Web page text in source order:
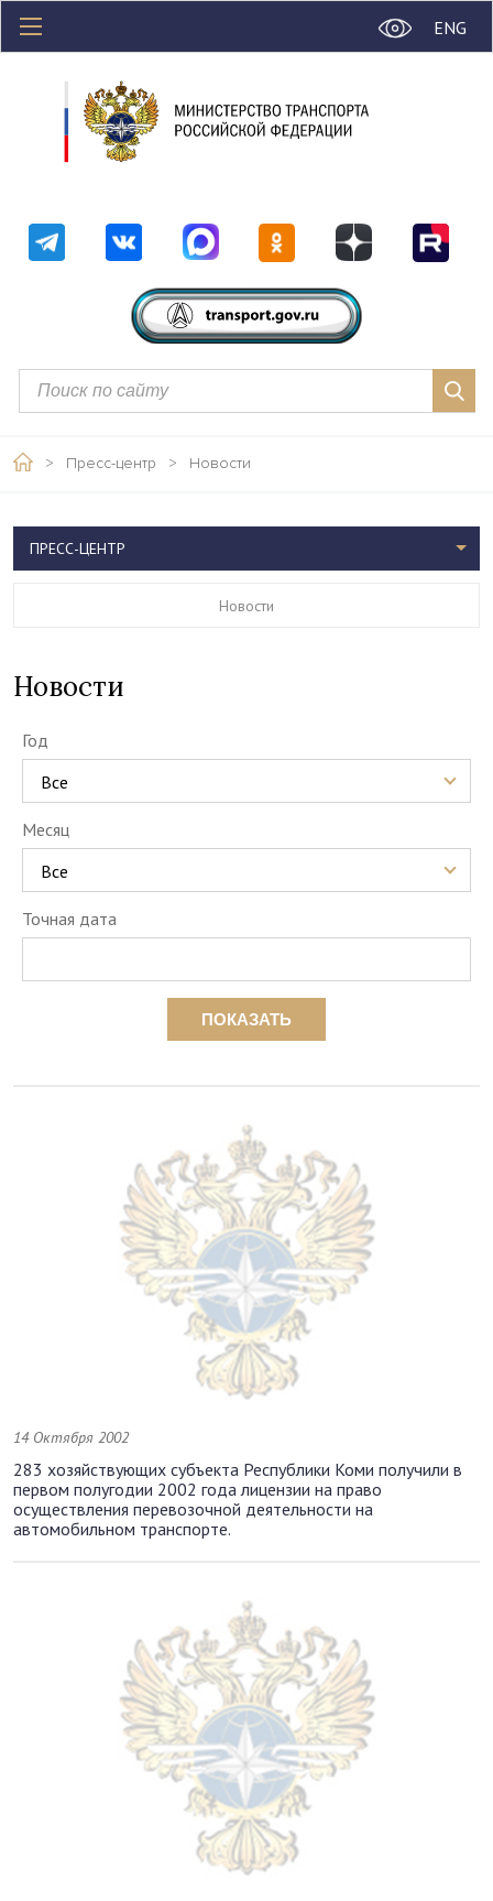
ENG
> Пресс-центр > Новости
Новости
Год
Все
Месяц
Все
Точная дата
ПОКАЗАТЬ
14 Октября 2002
283 хозяйствующих субъекта Республики Коми получили в
первом полугодии 2002 года лицензии на право
осуществления перевозочной деятельности на
автомобильном транспорте.
ПРЕСС-ЦЕНТР
Новости